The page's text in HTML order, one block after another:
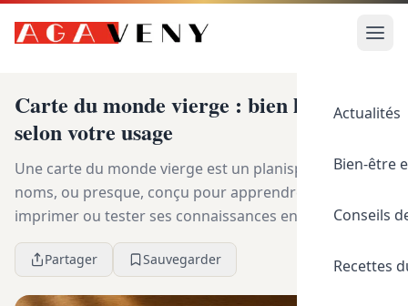
Actualités
Bien-être
Conseils
Recettes
Carte du monde vierge : bien la choisir
selon votre usage
Une carte du monde vierge est un planisphère sans
noms, ou presque, conçu pour apprendre, annoter,
imprimer ou tester ses connaissances en géographie.
Pour bien la choisir, regardez surtout la présenc...
Partager Sauvegarder